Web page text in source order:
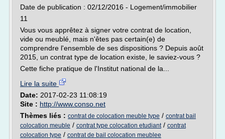
Date de publication : 02/12/2016 - Logement/immobilier
11
Vous vous apprêtez à signer votre contrat de location,
vide ou meublé, mais n'êtes pas certain(e) de
comprendre l'ensemble de ses dispositions ? Depuis août
2015, un contrat type de location existe, le saviez-vous ?
Cette fiche pratique de l'Institut national de la...
Lire la suite
Date: 2017-02-23 11:08:19
Site : http://www.conso.net
Thèmes liés : contrat de colocation meuble type / contrat bail
colocation meuble / contrat type colocation etudiant/ contrat
colocation type / contrat de bail colocation meublee